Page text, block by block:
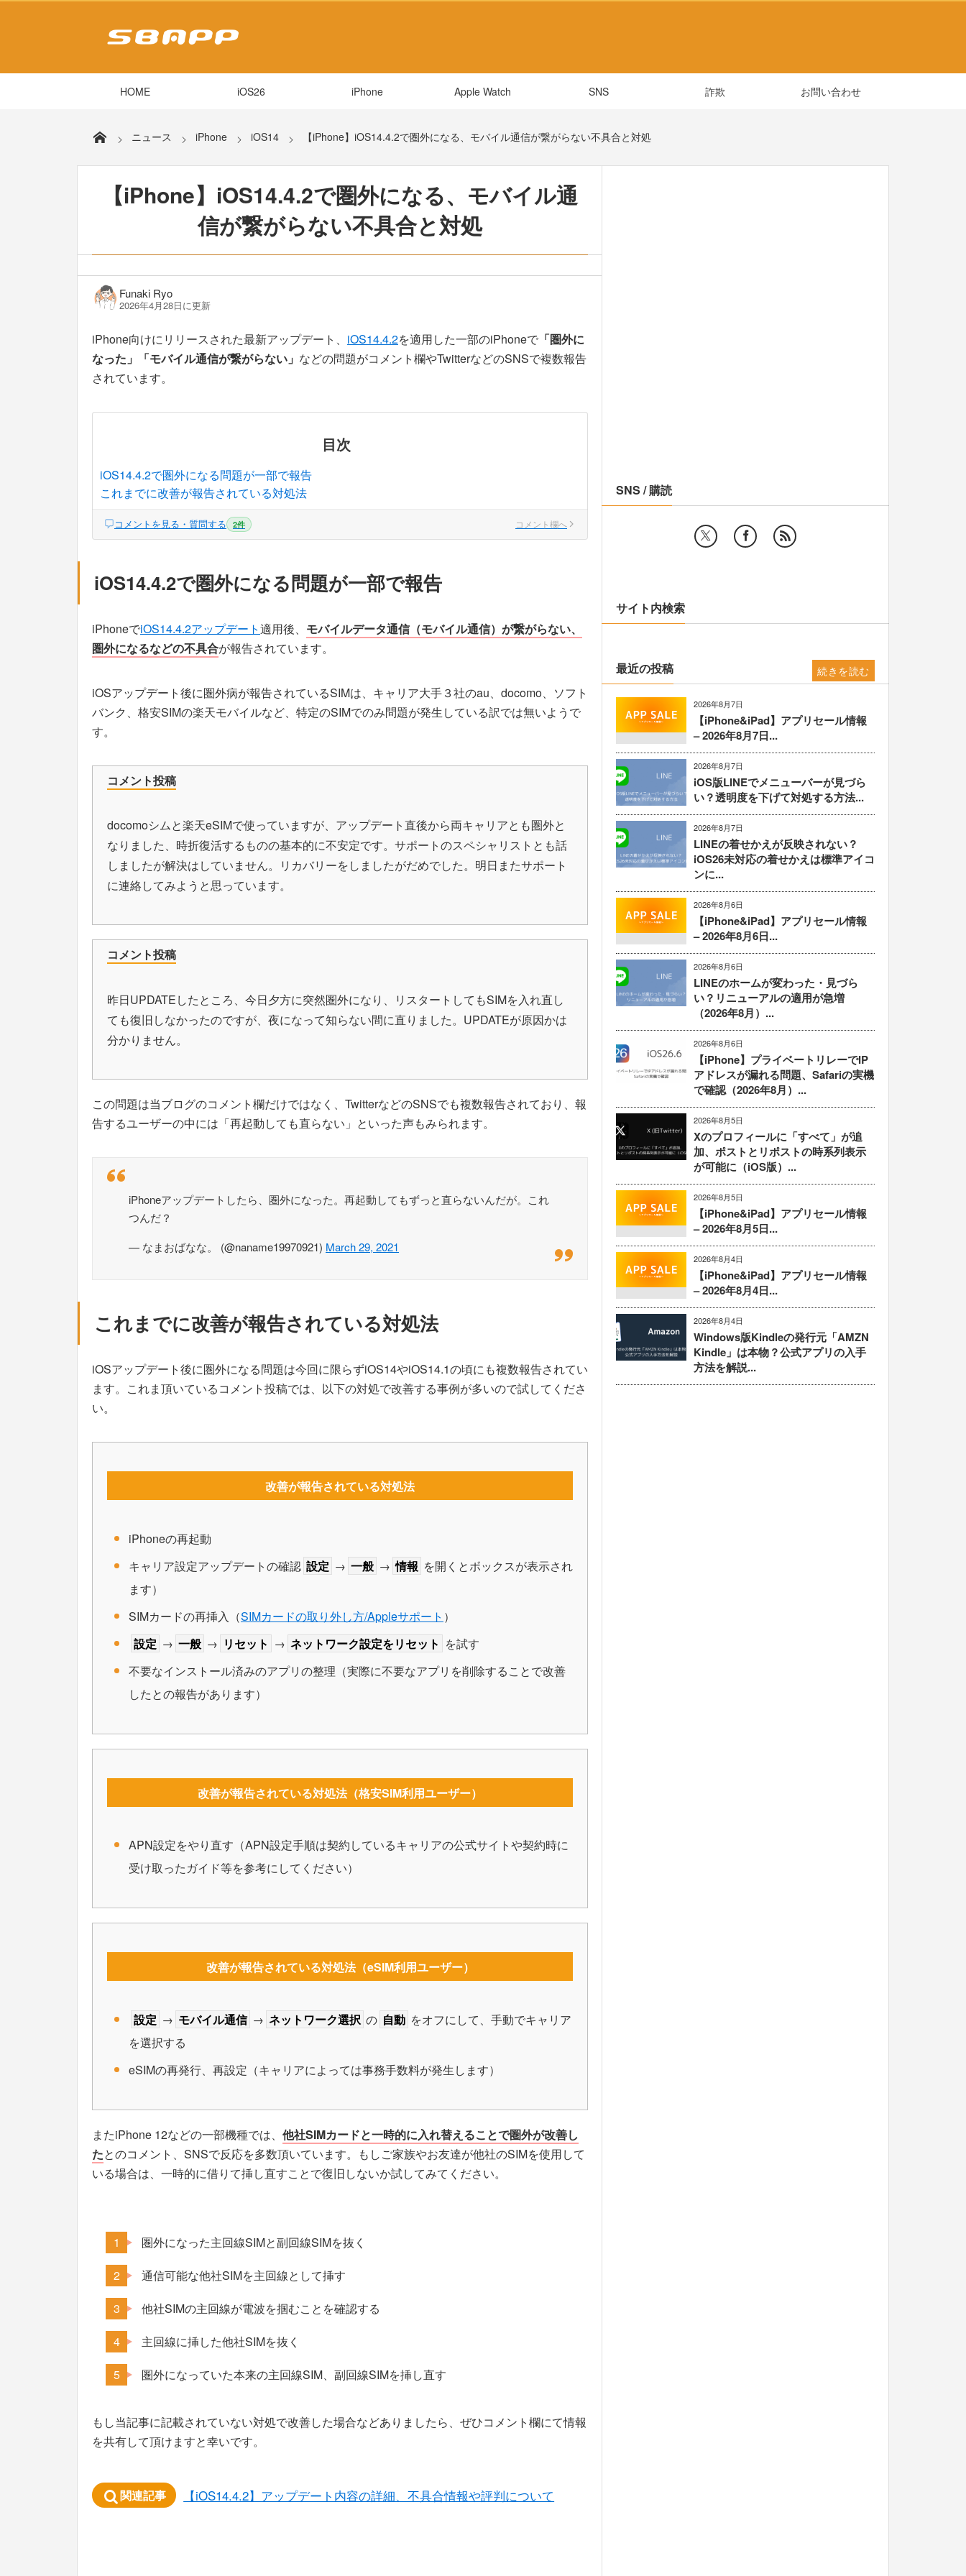
HOME iOS26 iPhone Apple Watch SNS 詐欺 お問い合わせ
ニュース iPhone iOS14 【iPhone】iOS14.4.2で圏外になる、モバイル通信が繋がらない不具合と対処
【iPhone】iOS14.4.2で圏外になる、モバイル通
信が繋がらない不具合と対処
Funaki Ryo
2026年4月28日に更新
iPhone向けにリリースされた最新アップデート、 iOS14.4.2を適用した一部のiPhoneで 「圏外に
なった」
「モバイル通信が繋がらない」 などの問題がコメント欄やTwitterなどのSNSで複数報告
されています。
目次
iOS14.4.2で圏外になる問題が一部で報告
これまでに改善が報告されている対処法
コメントを見る・質問する 2件 コメント欄へ
iOS14.4.2で圏外になる問題が一部で報告
iPhoneでiOS14.4.2アップデート適用後、 モバイルデータ通信（モバイル通信）が繋がらない、
圏外になるなどの不具合が報告されています。
iOSアップデート後に圏外病が報告されているSIMは、キャリア大手３社のau、docomo、ソフト
バンク、格安SIMの楽天モバイルなど、特定のSIMでのみ問題が発生している訳では無いようで
す。
コメント投稿
docomoシムと楽天eSIMで使っていますが、アップデート直後から両キャリアとも圏外と
なりました、時折復活するものの基本的に不安定です。サポートのスペシャリストとも話
しましたが解決はしていません。リカバリーをしましたがだめでした。明日またサポート
に連絡してみようと思っています。
コメント投稿
昨日UPDATEしたところ、今日夕方に突然圏外になり、リスタートしてもSIMを入れ直し
ても復旧しなかったのですが、夜になって知らない間に直りました。UPDATEが原因かは
分かりません。
この問題は当ブログのコメント欄だけではなく、TwitterなどのSNSでも複数報告されており、報
告するユーザーの中には「再起動しても直らない」といった声もみられます。
iPhoneアップデートしたら、圏外になった。再起動してもずっと直らないんだが。これ
つんだ？
— なまおばなな。 (@naname19970921) March 29, 2021
これまでに改善が報告されている対処法
iOSアップデート後に圏外になる問題は今回に限らずiOS14やiOS14.1の頃にも複数報告されてい
ます。これま頂いているコメント投稿では、以下の対処で改善する事例が多いので試してくださ
い。
改善が報告されている対処法
iPhoneの再起動
キャリア設定アップデートの確認 設定 → 一般 → 情報 を開くとボックスが表示され
ます）
SIMカードの再挿入（SIMカードの取り外し方/Appleサポート ）
設定 → 一般 → リセット → ネットワーク設定をリセット を試す
不要なインストール済みのアプリの整理（実際に不要なアプリを削除することで改善
したとの報告があります）
改善が報告されている対処法（格安SIM利用ユーザー）
APN設定をやり直す（APN設定手順は契約しているキャリアの公式サイトや契約時に
受け取ったガイド等を参考にしてください）
改善が報告されている対処法（eSIM利用ユーザー）
設定 → モバイル通信 → ネットワーク選択 の 自動 をオフにして、手動でキャリア
を選択する
eSIMの再発行、再設定（キャリアによっては事務手数料が発生します）
またiPhone 12などの一部機種では、 他社SIMカードと一時的に入れ替えることで圏外が改善し
たとのコメント、SNSで反応を多数頂いています。もしご家族やお友達が他社のSIMを使用して
いる場合は、一時的に借りて挿し直すことで復旧しないか試してみてください。
圏外になった主回線SIMと副回線SIMを抜く
通信可能な他社SIMを主回線として挿す
他社SIMの主回線が電波を掴むことを確認する
主回線に挿した他社SIMを抜く
圏外になっていた本来の主回線SIM、副回線SIMを挿し直す
もし当記事に記載されていない対処で改善した場合などありましたら、ぜひコメント欄にて情報
を共有して頂けますと幸いです。
関連記事 【iOS14.4.2】アップデート内容の詳細、不具合情報や評判について
SNS / 購読
サイト内検索
最近の投稿
2026年8月7日
【iPhone&iPad】アプリセール情報
– 2026年8月7日...
2026年8月7日
iOS版LINEでメニューバーが見づら
い？透明度を下げて対処する方法...
2026年8月7日
LINEの着せかえが反映されない？
iOS26未対応の着せかえは標準アイコ
ンに...
2026年8月6日
【iPhone&iPad】アプリセール情報
– 2026年8月6日...
2026年8月6日
LINEのホームが変わった・見づら
い？リニューアルの適用が急増
（2026年8月）...
2026年8月6日
【iPhone】プライベートリレーでIP
アドレスが漏れる問題、Safariの実機
で確認（2026年8月）...
2026年8月5日
Xのプロフィールに「すべて」が追
加、ポストとリポストの時系列表示
が可能に（iOS版）...
2026年8月5日
【iPhone&iPad】アプリセール情報
– 2026年8月5日...
2026年8月4日
【iPhone&iPad】アプリセール情報
– 2026年8月4日...
2026年8月4日
Windows版Kindleの発行元「AMZN
Kindle」は本物？公式アプリの入手
方法を解説...
続きを読む